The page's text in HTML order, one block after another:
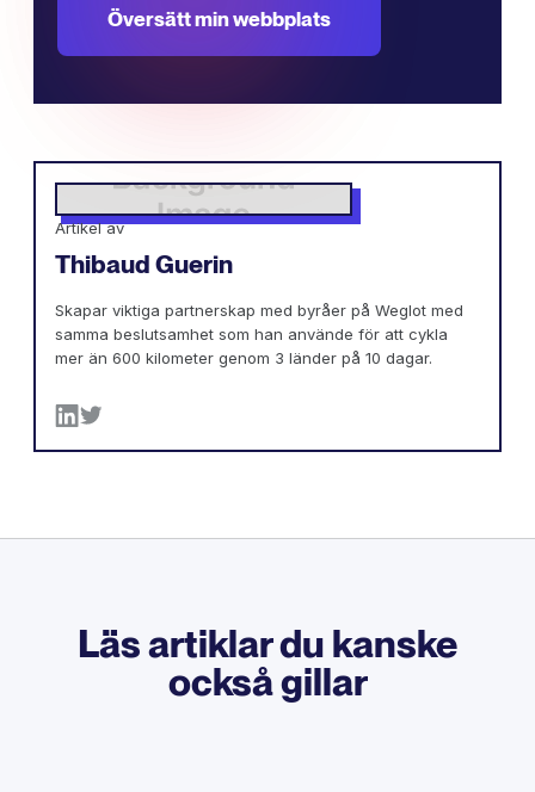
Översätt min webbplats
Artikel av
Thibaud Guerin
Skapar viktiga partnerskap med byråer på Weglot med
samma beslutsamhet som han använde för att cykla
mer än 600 kilometer genom 3 länder på 10 dagar.
Läs artiklar du kanske
också gillar